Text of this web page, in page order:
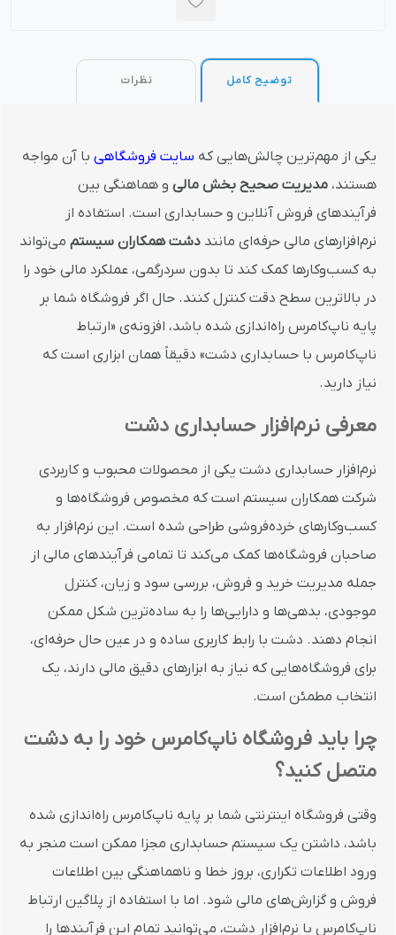
توضیح کامل نظرات
یکی از مهم‌ترین چالش‌هایی که سایت فروشگاهی با آن مواجه
هستند، مدیریت صحیح بخش مالی و هماهنگی بین
فرآیندهای فروش آنلاین و حسابداری است. استفاده از
نرم‌افزارهای مالی حرفه‌ای مانند دشت همکاران سیستم می‌تواند
به کسب‌وکارها کمک کند تا بدون سردرگمی، عملکرد مالی خود را
در بالاترین سطح دقت کنترل کنند. حال اگر فروشگاه شما بر
پایه ناپ‌کامرس راه‌اندازی شده باشد، افزونه‌ی «ارتباط
ناپ‌کامرس با حسابداری دشت» دقیقاً همان ابزاری است که
نیاز دارید.
معرفی نرم‌افزار حسابداری دشت
نرم‌افزار حسابداری دشت یکی از محصولات محبوب و کاربردی
شرکت همکاران سیستم است که مخصوص فروشگاه‌ها و
کسب‌وکارهای خرده‌فروشی طراحی شده است. این نرم‌افزار به
صاحبان فروشگاه‌ها کمک می‌کند تا تمامی فرآیندهای مالی از
جمله مدیریت خرید و فروش، بررسی سود و زیان، کنترل
موجودی، بدهی‌ها و دارایی‌ها را به ساده‌ترین شکل ممکن
انجام دهند. دشت با رابط کاربری ساده و در عین حال حرفه‌ای،
برای فروشگاه‌هایی که نیاز به ابزارهای دقیق مالی دارند، یک
انتخاب مطمئن است.
چرا باید فروشگاه ناپ‌کامرس خود را به دشت
متصل کنید؟
وقتی فروشگاه اینترنتی شما بر پایه ناپ‌کامرس راه‌اندازی شده
باشد، داشتن یک سیستم حسابداری مجزا ممکن است منجر به
ورود اطلاعات تکراری، بروز خطا و ناهماهنگی بین اطلاعات
فروش و گزارش‌های مالی شود. اما با استفاده از پلاگین ارتباط
ناپ‌کامرس با نرم‌افزار دشت، می‌توانید تمام این فرآیندها را